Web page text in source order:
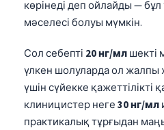
көрінеді деп ойлайды — бұл
мәселесі болуы мүмкін.
Сол себепті 20 нг/млшекті
үлкен шолуларда ол жалпы
үшін сүйекке қажеттілікті
клиницистер неге30 нг/мл
практикалық тұрғыдан